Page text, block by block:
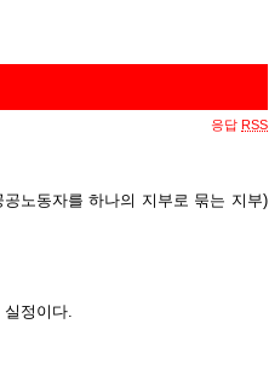
응답 RSS
노동자를 하나의 지부로 묶는 지부)
정이다.